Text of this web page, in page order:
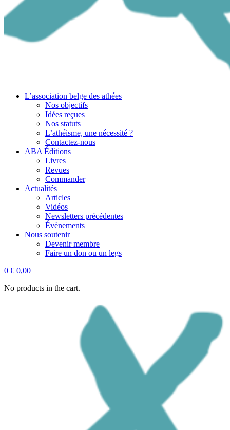
L’association belge des athées
Nos objectifs
Idées reçues
Nos statuts
L’athéisme, une nécessité ?
Contactez-nous
ABA Éditions
Livres
Revues
Commander
Actualités
Articles
Vidéos
Newsletters précédentes
Évènements
Nous soutenir
Devenir membre
Faire un don ou un legs
0 € 0,00
No products in the cart.